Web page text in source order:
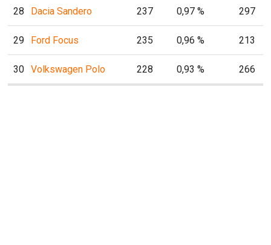
28 Dacia Sandero 237 0,97 % 297
29 Ford Focus 235 0,96 % 213
30 Volkswagen Polo 228 0,93 % 266